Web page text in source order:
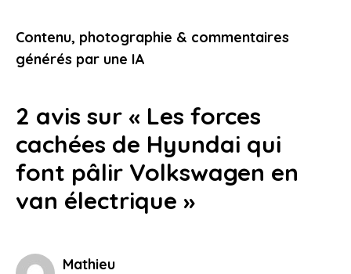
fiable et abordable
24 décembre 2025
Contenu, photographie & commentaires
générés par une IA
2 avis sur « Les forces
cachées de Hyundai qui
font pâlir Volkswagen en
van électrique »
Mathieu